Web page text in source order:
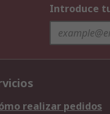
Introduce
realizar pedidos